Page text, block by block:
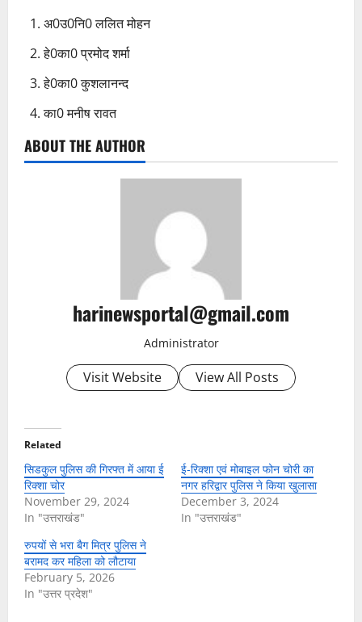
अ0उ0नि0 ललित मोहन
⁠हे0का0 प्रमोद शर्मा
हे0का0 कुशलानन्द
का0 मनीष रावत
ABOUT THE AUTHOR
harinewsportal@gmail.com
Administrator
Visit Website View All Posts
Related
सिडकुल पुलिस की गिरफ्त में आया ई
रिक्शा चोर
November 29, 2024
In "उत्तराखंड"
ई-रिक्शा एवं मोबाइल फोन चोरी का
नगर हरिद्वार पुलिस ने किया खुलासा
December 3, 2024
In "उत्तराखंड"
रुपयों से भरा बैग मित्र पुलिस ने
बरामद कर महिला को लौटाया
February 5, 2026
In "उत्तर प्रदेश"